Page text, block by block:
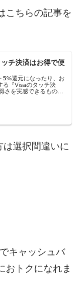
こちらの記事を
チ決済はお得で便
5%還元になったり、お
る『Visaのタッチ決
さを実感できるもの
選択間違いに
キャッシュバ
おトクになれま